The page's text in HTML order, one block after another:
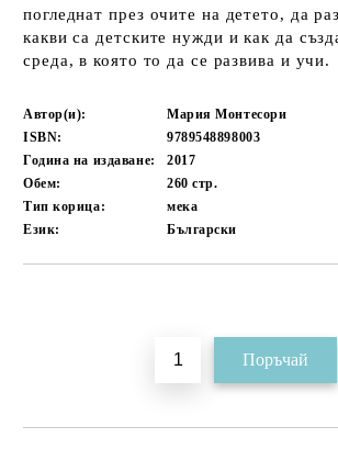
погледнат през очите на детето, да
какви са детските нужди и как да
среда, в която то да се развива и учи.
Автор(и):
Мария Монтесори
ISBN:
9789548898003
Година на издаване:
2017
Обем:
260стр.
Тип корица:
мека
Език:
Български